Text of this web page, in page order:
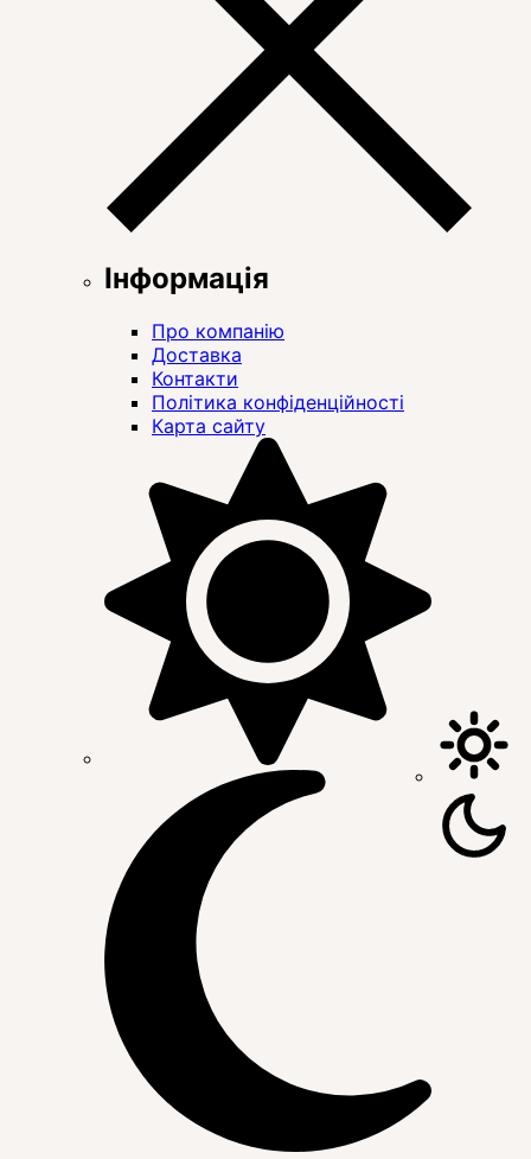
Інформація
Про компанію
Доставка
Контакти
Політика конфіденційності
Карта сайту